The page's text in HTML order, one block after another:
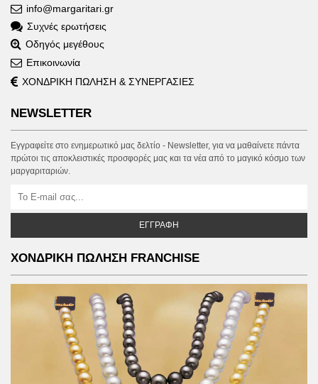
info@margaritari.gr
Συχνές ερωτήσεις
Οδηγός μεγέθους
Επικοινωνία
ΧΟΝΔΡΙΚΗ ΠΩΛΗΣΗ & ΣΥΝΕΡΓΑΣΙΕΣ
NEWSLETTER
Εγγραφείτε στο ενημερωτικό μας δελτίο - Newsletter, για να μαθαίνετε πάντα
πρώτοι τις αποκλειστικές προσφορές μας και τα νέα από το μαγικό κόσμο των
μαργαριταριών.
ΕΓΓΡΑΦΉ
ΧΟΝΔΡΙΚΗ ΠΩΛΗΣΗ FRANCHISE